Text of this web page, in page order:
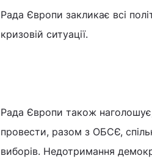
Рада Європи закликає всі
кризовій ситуації.
Рада Європи також
провести, разом з ОБСЄ,
виборів. Недотримання